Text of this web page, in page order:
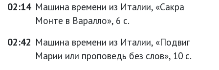
02:14 Машина времени из Италии, «Сакра
Монте в Варалло», 6 с.
02:42 Машина времени из Италии, «Подвиг
Марии или проповедь без слов», 10 с.